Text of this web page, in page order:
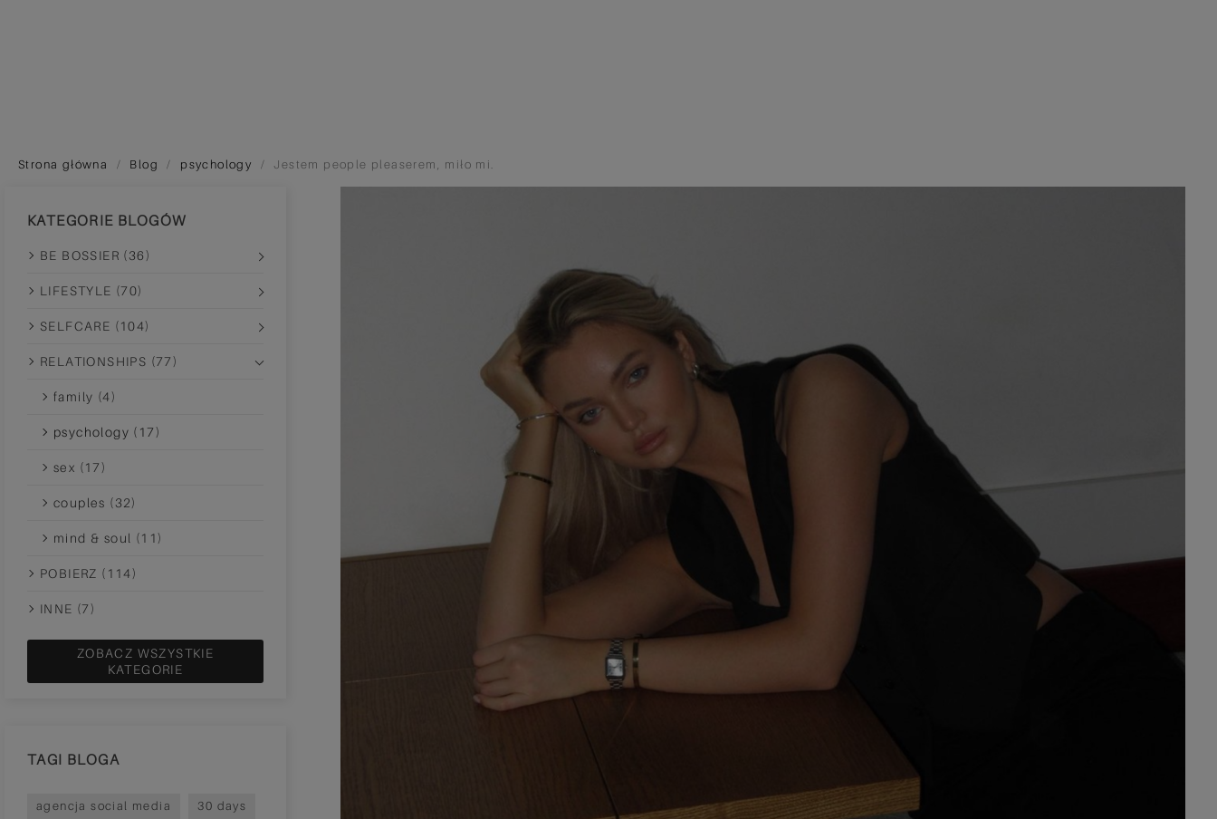
Strona główna Blog psychology Jestem people pleaserem, miło mi.
KATEGORIE BLOGÓW
BE BOSSIER (36)
LIFESTYLE (70)
SELFCARE (104)
RELATIONSHIPS (77)
family (4)
psychology (17)
sex (17)
couples (32)
mind & soul (11)
POBIERZ (114)
INNE (7)
ZOBACZ WSZYSTKIE
KATEGORIE
TAGI BLOGA
agencja social media 30 days